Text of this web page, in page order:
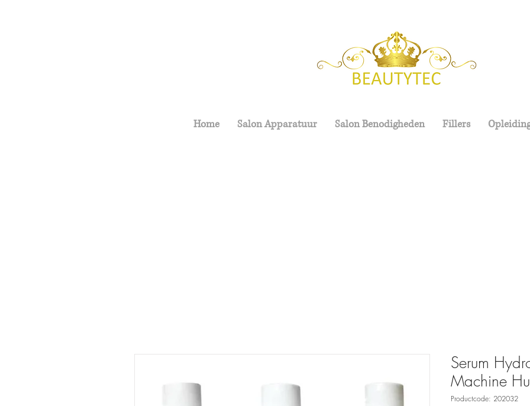
Home Salon Apparatuur Salon Benodigheden Fillers
Serum
Machine
Productcode: 202032